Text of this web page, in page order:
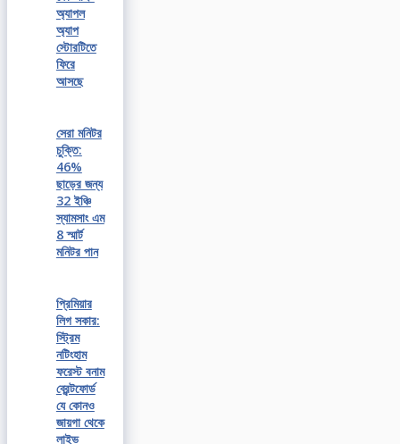
অ্যাপল
অ্যাপ
স্টোরটিতে
ফিরে
আসছে
সেরা মনিটর
চুক্তি:
46%
ছাড়ের জন্য
32 ইঞ্চি
স্যামসাং এম
8 স্মার্ট
মনিটর পান
প্রিমিয়ার
লিগ সকার:
স্ট্রিম
নটিংহাম
ফরেস্ট বনাম
ব্রেন্টফোর্ড
যে কোনও
জায়গা থেকে
লাইভ